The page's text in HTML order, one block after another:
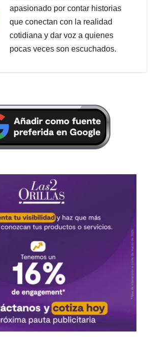
apasionado por contar historias
que conectan con la realidad
cotidiana y dar voz a quienes
pocas veces son escuchados.